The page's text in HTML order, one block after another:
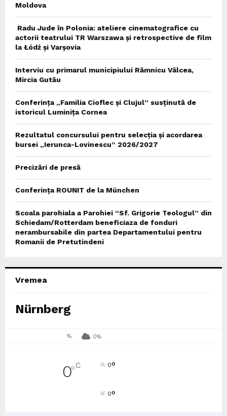
Moldova
Radu Jude în Polonia: ateliere cinematografice cu
actorii teatrului TR Warszawa și retrospective de film
la Łódź și Varșovia
Interviu cu primarul municipiului Râmnicu Vâlcea,
Mircia Gutău
Conferința „Familia Cioflec și Clujul” susținută de
istoricul Luminița Cornea
Rezultatul concursului pentru selecția și acordarea
bursei „Ierunca-Lovinescu” 2026/2027
Precizări de presă
Conferința ROUNIT de la München
Scoala parohiala a Parohiei “Sf. Grigorie Teologul” din
Schiedam/Rotterdam beneficiaza de fonduri
nerambursabile din partea Departamentului pentru
Romanii de Pretutindeni
Vremea
Nürnberg
% 0%
0°C 0°
0°